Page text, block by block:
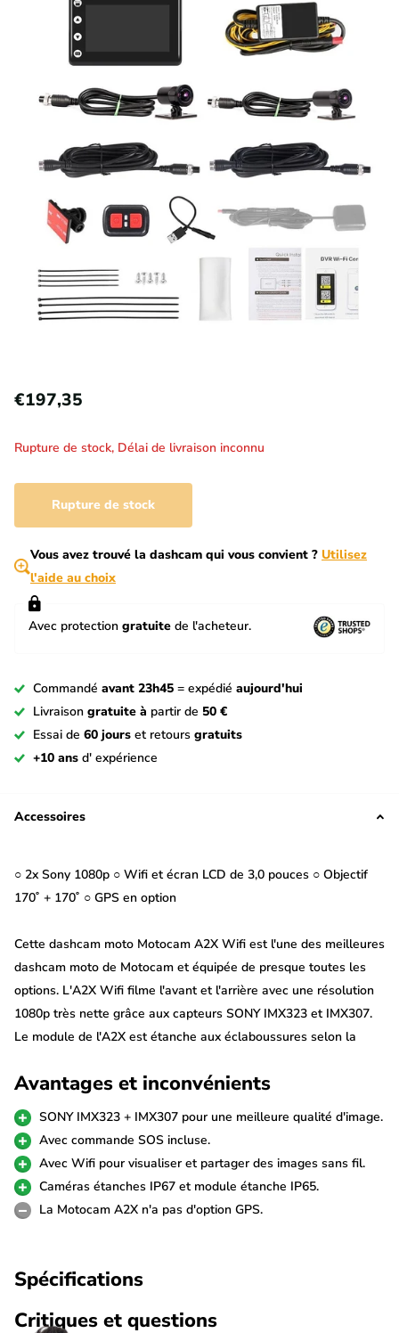
€197,35
Rupture de stock, Délai de livraison inconnu
Rupture de stock
Vous avez trouvé la dashcam qui vous convient ? Utilisez
l'aide au choix
Avec protection gratuite de l'acheteur.
Commandé avant 23h45 = expédié aujourd'hui
Livraison gratuite à partir de 50 €
Essai de 60 jours et retours gratuits
+10 ans d' expérience
Accessoires
○ 2x Sony 1080p ○ Wifi et écran LCD de 3,0 pouces ○ Objectif
170˚ + 170˚ ○ GPS en option
Cette dashcam moto Motocam A2X Wifi est l'une des meilleures
dashcam moto de Motocam et équipée de presque toutes les
options. L'A2X Wifi filme l'avant et l'arrière avec une résolution
1080p très nette grâce aux capteurs SONY IMX323 et IMX307.
Le module de l'A2X est étanche aux éclaboussures selon la
ce qui rend la dashcam résistante à des conditions
météorologiques très difficiles.
Transfert de fichiers sans fil via Wifi
La Motocam A2X Wifi est équipée du Wifi. Cela permet aux
images enregistrées avec la dashcam d'être facilement
téléphones et toutes les tablettes peuvent être connectés à la
Avantages et inconvénients
SONY IMX323 + IMX307 pour une meilleure qualité d'image.
Avec commande SOS incluse.
Avec Wifi pour visualiser et partager des images sans fil.
Caméras étanches IP67 et module étanche IP65.
La Motocam A2X n'a pas d'option GPS.
Spécifications
Critiques et questions